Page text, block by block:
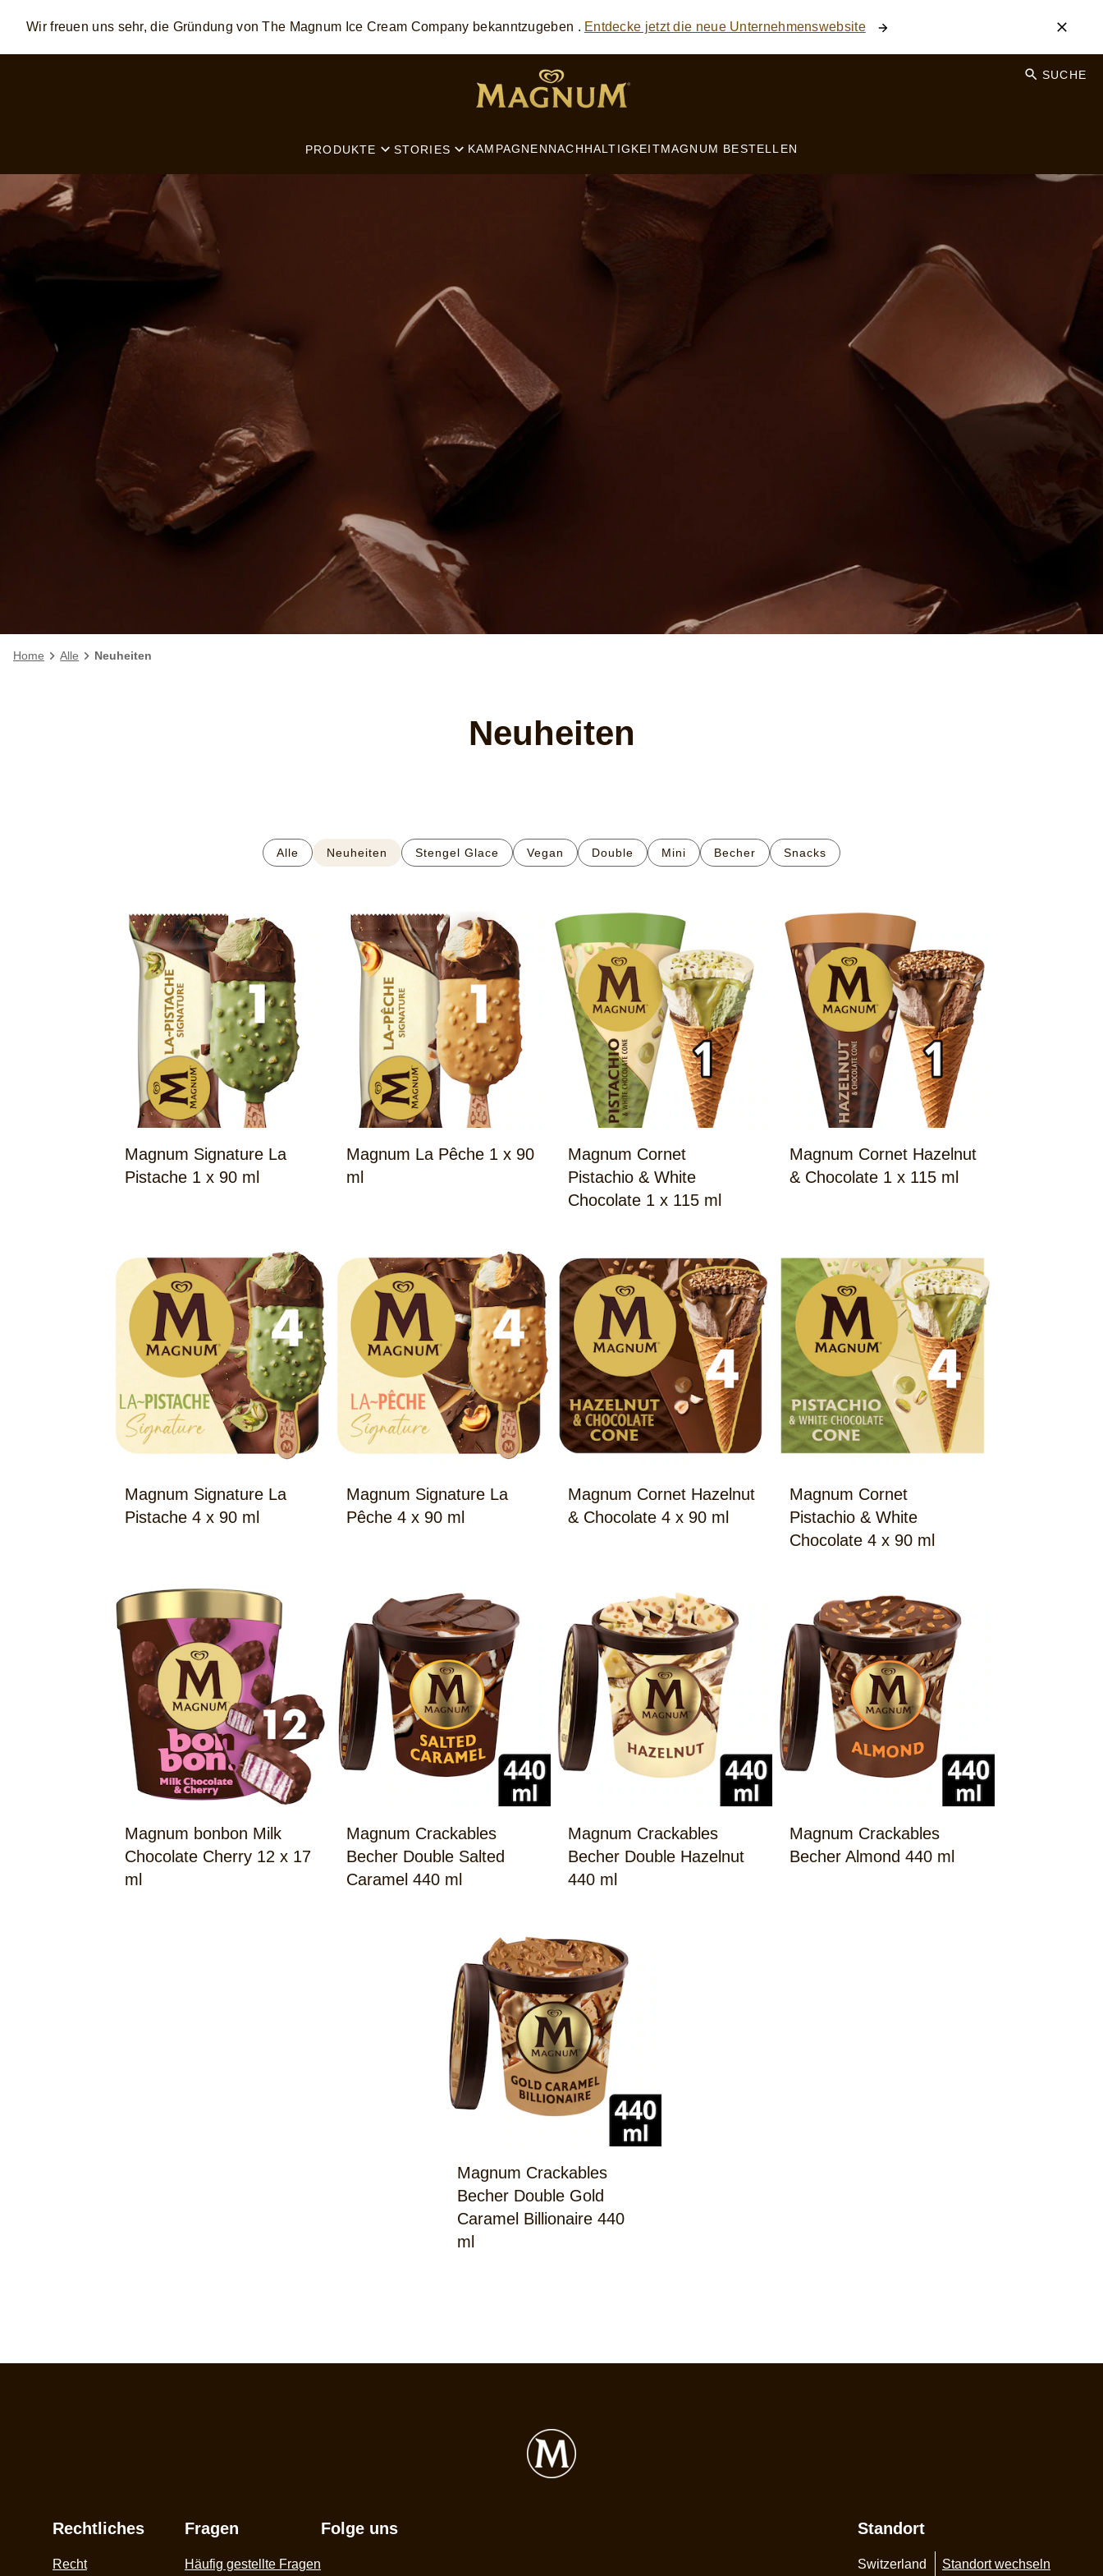
Skip to: MAIN CONTENT FOOTER SEARCH
Wir freuen uns sehr, die Gründung von The Magnum Ice Cream Company bekanntzugeben . Entdecke jetzt die neue Unternehmenswebsite
PRODUKTE STORIES KAMPAGNENNACHHALTIGKEITMAGNUM BESTELLEN
SUCHE
Home Alle Neuheiten
Neuheiten
Alle Neuheiten Stengel Glace Vegan Double Mini Becher Snacks
Magnum Signature La
Pistache 1 x 90 ml
Magnum La Pêche 1 x 90
ml
Magnum Cornet
Pistachio & White
Chocolate 1 x 115 ml
Magnum Cornet Hazelnut
& Chocolate 1 x 115 ml
Magnum Signature La
Pistache 4 x 90 ml
Magnum Signature La
Pêche 4 x 90 ml
Magnum Cornet Hazelnut
& Chocolate 4 x 90 ml
Magnum Cornet
Pistachio & White
Chocolate 4 x 90 ml
Magnum bonbon Milk
Chocolate Cherry 12 x 17
ml
Magnum Crackables
Becher Double Salted
Caramel 440 ml
Magnum Crackables
Becher Double Hazelnut
440 ml
Magnum Crackables
Becher Almond 440 ml
Magnum Crackables
Becher Double Gold
Caramel Billionaire 440
ml
Rechtliches
Recht
Fragen
Häufig gestellte Fragen
Folge uns Standort
Switzerland Standort wechseln